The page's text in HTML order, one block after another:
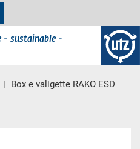
- sustainable -
Box e valigette RAKO ESD